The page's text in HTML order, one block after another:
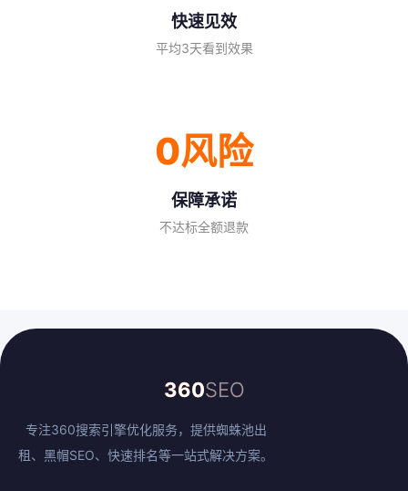
快速见效
平均3天看到效果
0风险
保障承诺
不达标全额退款
360SEO
专注360搜索引擎优化服务，提供蜘蛛池出
租、黑帽SEO、快速排名等一站式解决方案。